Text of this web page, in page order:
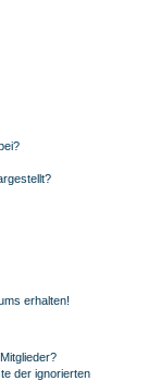
erhalten!
der ignorierten